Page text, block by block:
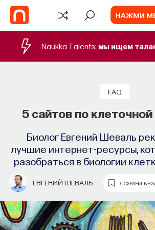
НАЖМИ
Naukka Talents: мы ищем
FAQ
5 сайтов по
Биолог Евгений Шеваль
лучшие интернет-ресурсы,
разобраться в биологии
ЕВГЕНИЙ ШЕВАЛЬ СОХРАНИТЬ В
Запуск
Naukka
Основатель ПостНауки
запускает сервис, который
свою нишу в глобальных deep
компаниях
ВИДЕО
Акустическая